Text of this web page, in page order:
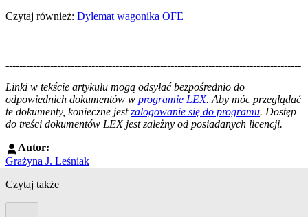
Czytaj również: Dylemat wagonika OFE
--------------------------------------------------------------------------------------
Linki w tekście artykułu mogą odsyłać bezpośrednio do
odpowiednich dokumentów w programie LEX. Aby móc przeglądać
te dokumenty, konieczne jestzalogowanie się do programu. Dostęp
do treści dokumentów LEX jest zależny od posiadanych licencji.
Autor:
Grażyna J. Leśniak
Czytaj także